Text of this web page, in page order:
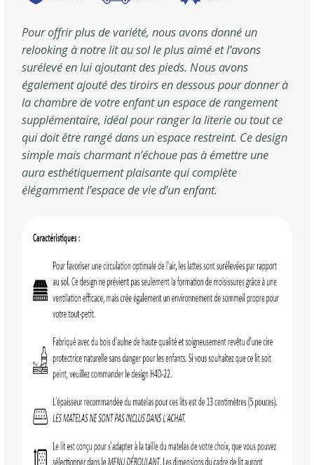
Pour offrir plus de variété, nous avons donné un
relooking à notre lit au sol le plus aimé et l’avons
surélevé en lui ajoutant des pieds. Nous avons
également ajouté des tiroirs en dessous pour donner à
la chambre de votre enfant un espace de rangement
supplémentaire, idéal pour ranger la literie ou tout ce
qui doit être rangé dans un espace restreint. Ce design
simple mais charmant n’échoue pas à émettre une
aura esthétiquement plaisante qui complète
élégamment l’espace de vie d’un enfant.